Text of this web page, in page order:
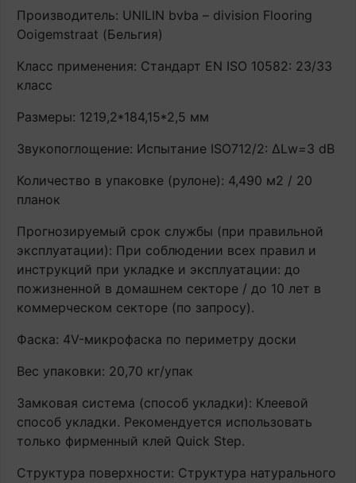
Производитель: UNILIN bvba – division Flooring
Ooigemstraat (Бельгия)
Класс применения: Стандарт EN ISO 10582: 23/33
класс
Размеры: 1219,2*184,15*2,5 мм
Звукопоглощение: Испытание ISO712/2: ∆Lw=3 dB
Количество в упаковке (рулоне): 4,490 м2 / 20
планок
Прогнозируемый срок службы (при правильной
эксплуатации): При соблюдении всех правил и
инструкций при укладке и эксплуатации: до
пожизненной в домашнем секторе / до 10 лет в
коммерческом секторе (по запросу).
Фаска: 4V-микрофаска по периметру доски
Вес упаковки: 20,70 кг/упак
Замковая система (способ укладки): Клеевой
способ укладки. Рекомендуется использовать
только фирменный клей Quick Step.
Структура поверхности: Структура натурального